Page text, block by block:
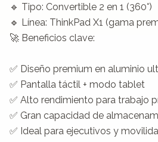
🔹 Tipo: Convertible 2 en 1 (360°)
🔹 Línea: ThinkPad X1 (gama
🚀 Beneficios clave:
✅ Diseño premium en aluminio
✅ Pantalla táctil + modo tablet
✅ Alto rendimiento para trabajo
✅ Gran capacidad de
✅ Ideal para ejecutivos y